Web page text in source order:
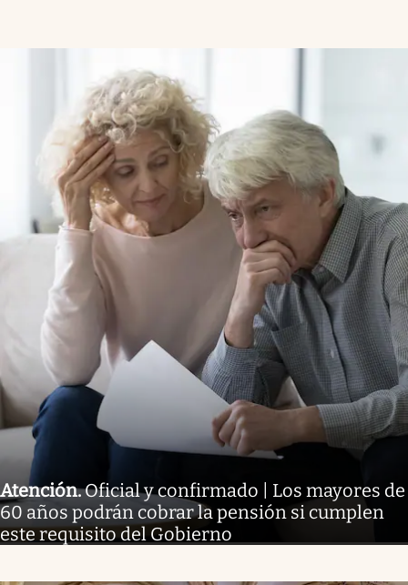
Atención.Oficial y confirmado | Los mayores de
60 años podrán cobrar la pensión si cumplen
este requisito del Gobierno